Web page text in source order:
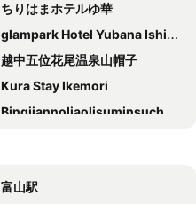
ちりはまホテルゆ華
glampark Hotel Yubana Ishikawa
越中五位花尾温泉山帽子
Kura Stay Ikemori
Bingjiannoliaolisuminsuchengshan
富山駅